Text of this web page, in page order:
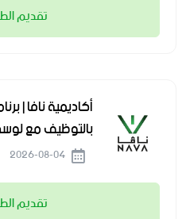
تقديم
أكاديمية نافا |
بالتوظيف مع
تقديم